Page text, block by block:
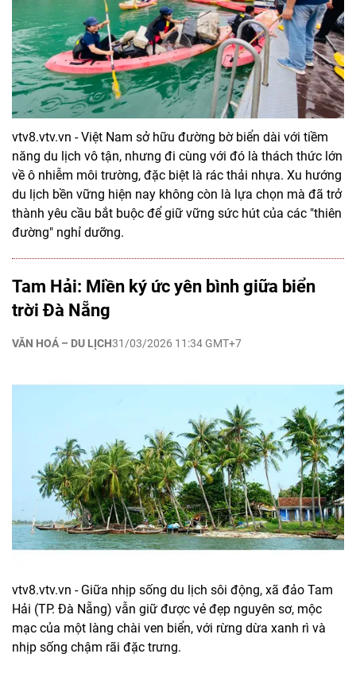
vtv8.vtv.vn - Việt Nam sở hữu đường bờ biển dài với tiềm
năng du lịch vô tận, nhưng đi cùng với đó là thách thức lớn
về ô nhiễm môi trường, đặc biệt là rác thải nhựa. Xu hướng
du lịch bền vững hiện nay không còn là lựa chọn mà đã trở
thành yêu cầu bắt buộc để giữ vững sức hút của các "thiên
đường" nghỉ dưỡng.
Tam Hải: Miền ký ức yên bình giữa biển
trời Đà Nẵng
VĂN HOÁ – DU LỊCH31/03/2026 11:34 GMT+7
vtv8.vtv.vn - Giữa nhịp sống du lịch sôi động, xã đảo Tam
Hải (TP. Đà Nẵng) vẫn giữ được vẻ đẹp nguyên sơ, mộc
mạc của một làng chài ven biển, với rừng dừa xanh rì và
nhịp sống chậm rãi đặc trưng.